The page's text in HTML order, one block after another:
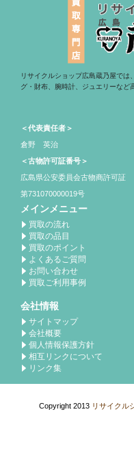
リサイクルショップ広島蔵乃屋では
グ・財布、腕時計、ジュエリーなど
＜代表責任者＞
倉野 英治
＜古物許可証番号＞
広島県公安委員会古物商許可証
第731070000019号
メインメニュー
買取の流れ
買取の品目
買取のポイント
よくあるご質問
お問い合わせ
買取ご利用事例
会社情報
サイトマップ
会社概要
個人情報保護方針
相互リンクについて
リンク集
Copyright 2013 リサイクル